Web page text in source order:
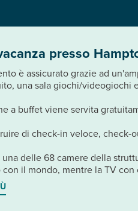
presso
è assicurato grazie ad
una sala giochi/videogiochi
a buffet viene servita
di check-in veloce,
una delle 68 camere della
il mondo, mentre la TV